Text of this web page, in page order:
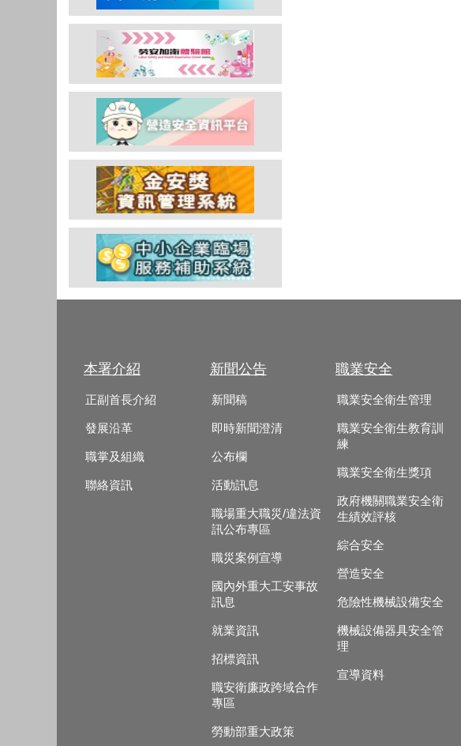
本署介紹
正副首長介紹
發展沿革
職掌及組織
聯絡資訊
新聞公告
新聞稿
即時新聞澄清
公布欄
活動訊息
職場重大職災/違法資
訊公布專區
職災案例宣導
國內外重大工安事故
訊息
就業資訊
招標資訊
職安衛廉政跨域合作
專區
勞動部重大政策
職業安全
職業安全衛生管理
職業安全衛生教育訓
練
職業安全衛生獎項
政府機關職業安全衛
生績效評核
綜合安全
營造安全
危險性機械設備安全
機械設備器具安全管
理
宣導資料